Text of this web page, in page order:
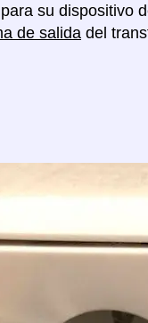
su dispositivo
de salida del